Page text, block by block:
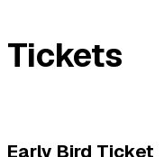
Tickets
Early Bird Ticket